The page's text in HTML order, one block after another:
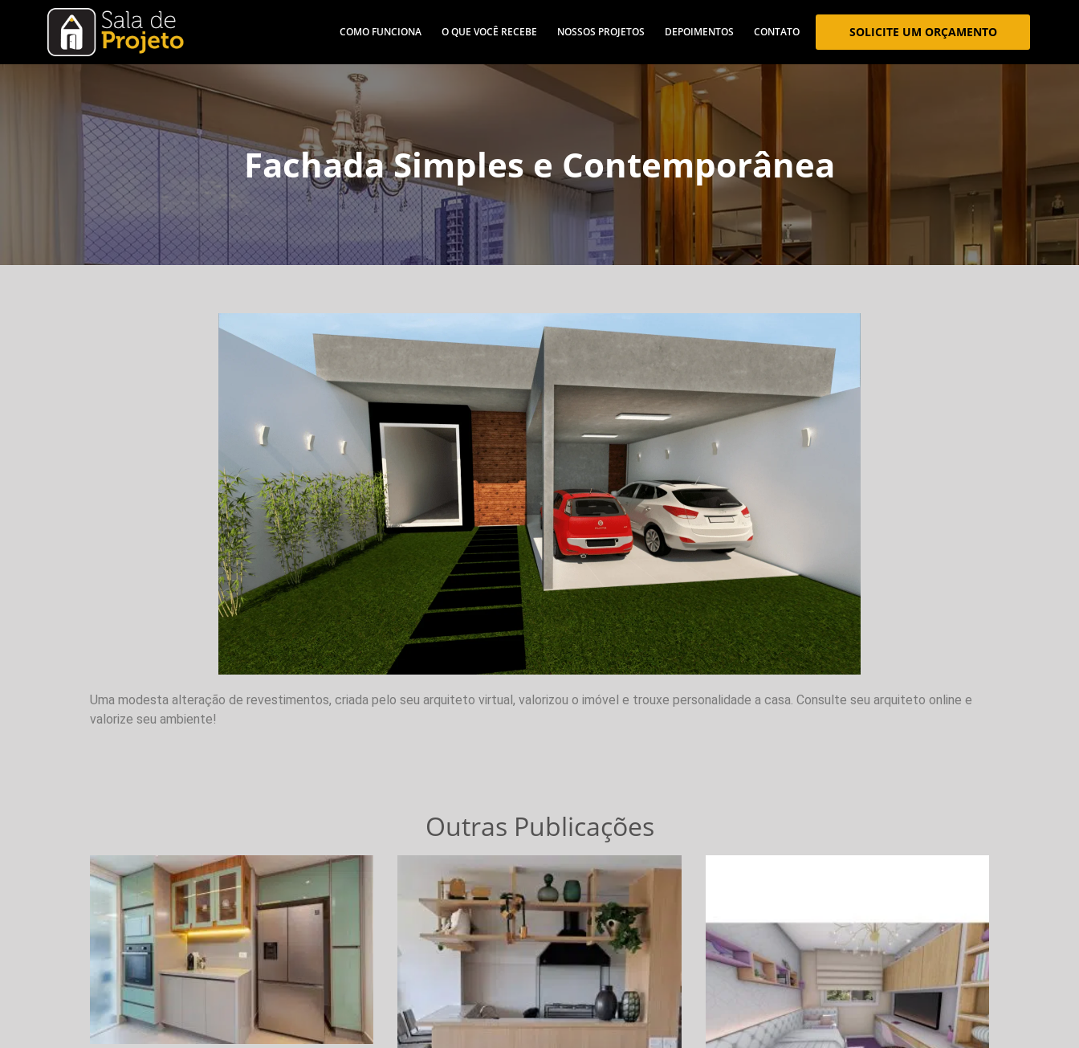
COMO FUNCIONA O QUE VOCÊ RECEBE NOSSOS PROJETOS DEPOIMENTOS CONTATO SOLICITE UM ORÇAMENTO
Fachada Simples e Contemporânea
Uma modesta alteração de revestimentos, criada pelo seu arquiteto virtual, valorizou o imóvel e trouxe personalidade a casa. Consulte seu arquiteto online e
valorize seu ambiente!
Outras Publicações